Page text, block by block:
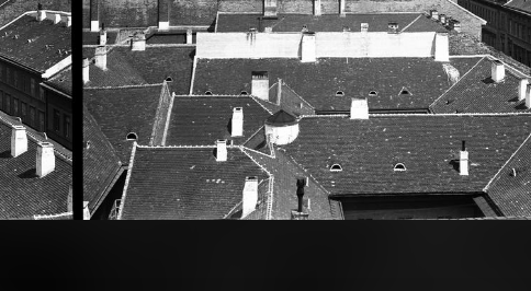
Budapest XI.
Gellért tér környékén, balra a Gellért-hegy, fent a Citadella, szemben a távolban a budai Vár. A felvétel 1894-ben készült.
1900 · Budapest XI.
az előtérben egy öntözőmű (bolgárkerék) a Lágymányosi-tó partján, háttérben balra a Gellért-hegy, jobbra a Duna túlpartján a Fővámpalota (később Corvinus Egyetem). A felvétel 1894-ben készült.